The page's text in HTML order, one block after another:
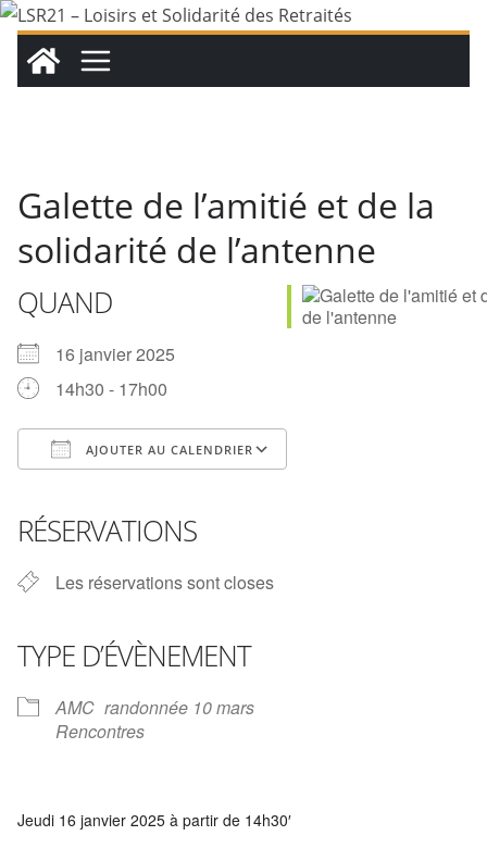
Passer
contenu
Galette de l’amitié et de la
solidarité de l’antenne
QUAND
16 janvier 2025
14h30 - 17h00
AJOUTER AU CALENDRIER
RÉSERVATIONS
Les réservations sont closes
TYPE D’ÉVÈNEMENT
AMC randonnée 10 mars
Rencontres
Jeudi 16 janvier 2025 à partir de 14h30′